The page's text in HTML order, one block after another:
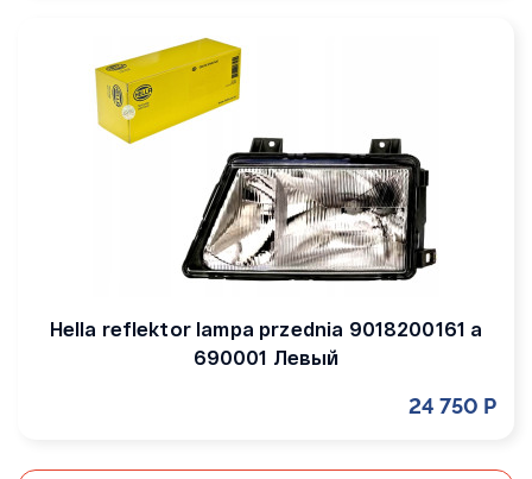
Hella reflektor lampa przednia 9018200161 a
690001 Левый
24 750 Р